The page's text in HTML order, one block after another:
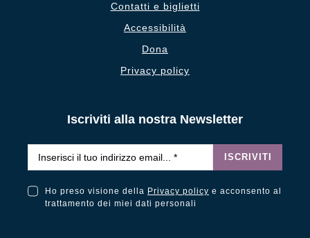
Contatti e biglietti
Accessibilità
Dona
Privacy policy
Iscriviti alla nostra Newsletter
ISCRIVITI
Ho preso visione della Privacy policy e acconsento al
trattamento dei miei dati personali